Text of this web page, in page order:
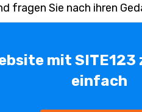
fragen Sie nach ihren
mit
einfach